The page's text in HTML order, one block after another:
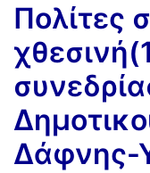
Πολίτες
Δάφνης-